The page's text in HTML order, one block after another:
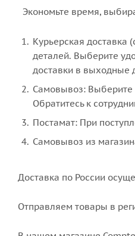
Экономьте время,
Курьерская доставка
деталей. Выберите
доставки в выходные
Самовывоз: Выберите
Обратитесь к
Постамат: При
Самовывоз из
Доставка по России
Отправляем товары в